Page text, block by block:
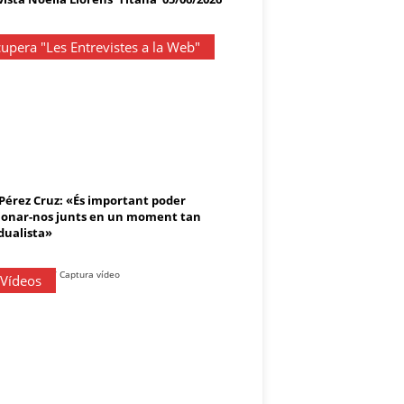
"Les Entrevistes a la Web"
Cruz: «És important poder
nos junts en un moment tan